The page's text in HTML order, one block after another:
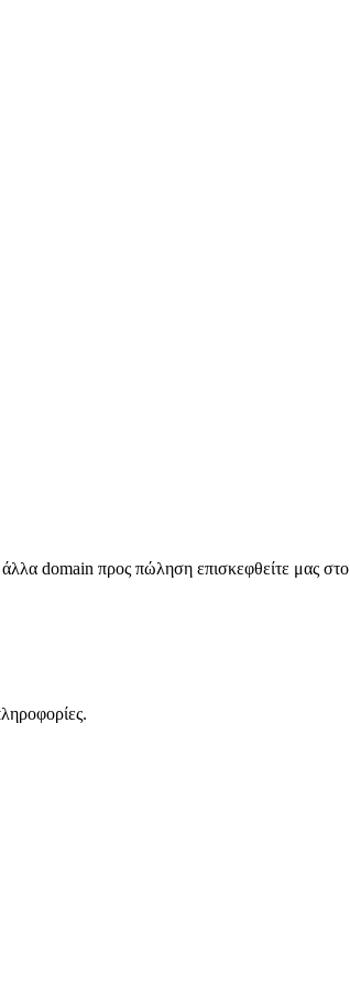
domain προς πώληση επισκεφθείτε μας στο